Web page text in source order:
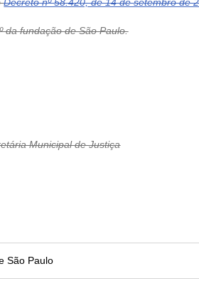
da fundação de São Paulo.
Municipal de Justiça
São Paulo